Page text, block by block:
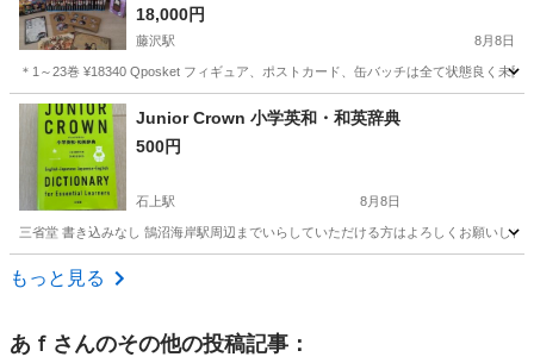
18,000円
藤沢駅 8月8日
＊1～23巻 ¥18340 Qposket フィギュア、ポストカード、缶バッチは全て状態良く未
神奈川 藤沢市 マンガ、コミック、アニメ
Junior Crown 小学英和・和英辞典
500円
石上駅 8月8日
三省堂 書き込みなし 鵠沼海岸駅周辺までいらしていただける方はよろしくお願いし
神奈川 藤沢市
もっと見る
あｆ さんのその他の投稿記事：